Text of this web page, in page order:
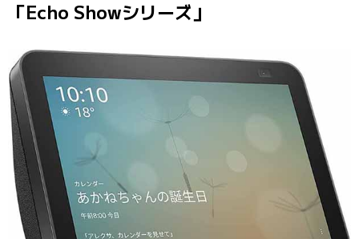
「Echo Showシリーズ」